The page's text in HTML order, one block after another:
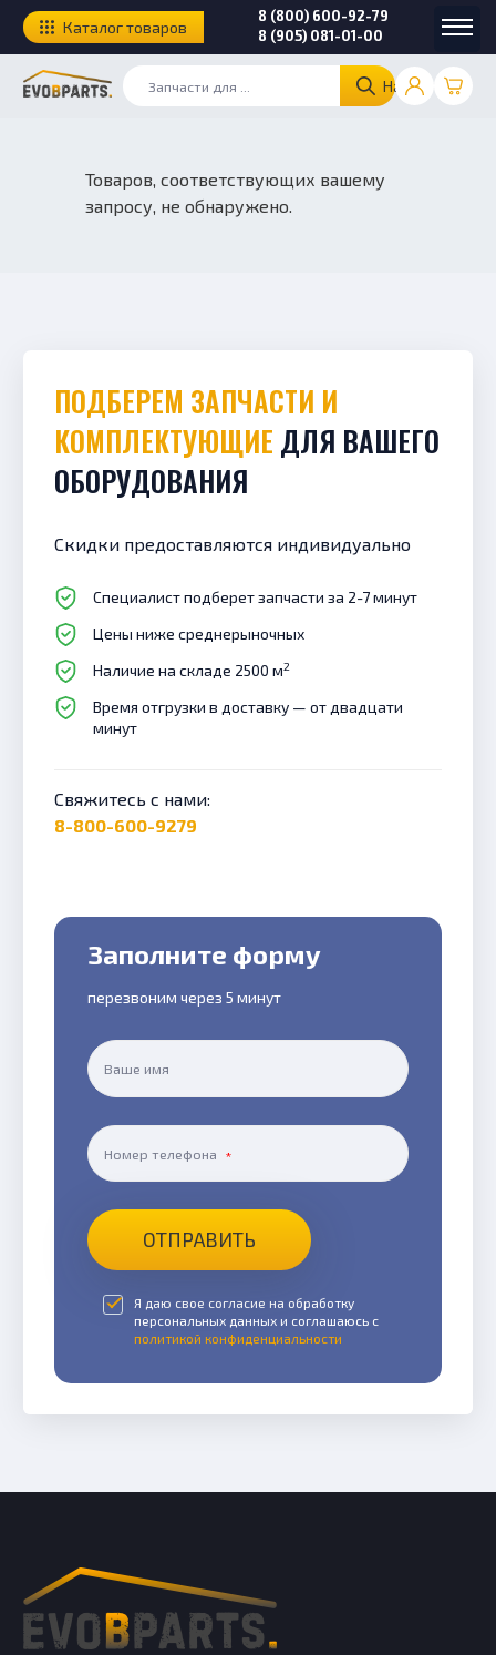
Найти
8 (800) 600-92-79
8 (905) 081-01-00
Каталог товаров
Товаров, соответствующих вашему
запросу, не обнаружено.
ПОДБЕРЕМ ЗАПЧАСТИ И
КОМПЛЕКТУЮЩИЕ ДЛЯ ВАШЕГО
ОБОРУДОВАНИЯ
Скидки предоставляются индивидуально
Специалист подберет запчасти за 2-7 минут
Цены ниже среднерыночных
Наличие на складе 2500 м2
Время отгрузки в доставку — от двадцати
минут
Свяжитесь с нами:
8-800-600-9279
Заполните форму
перезвоним через 5 минут
Ваше имя
Номер телефона
ОТПРАВИТЬ
Я даю свое согласие на обработку
персональных данных и соглашаюсь с
политикой конфиденциальности